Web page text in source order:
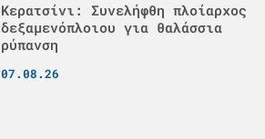
Κερατσίνι: Συνελήφθη πλοίαρχος
δεξαμενόπλοιου για θαλάσσια
ρύπανση
07.08.26